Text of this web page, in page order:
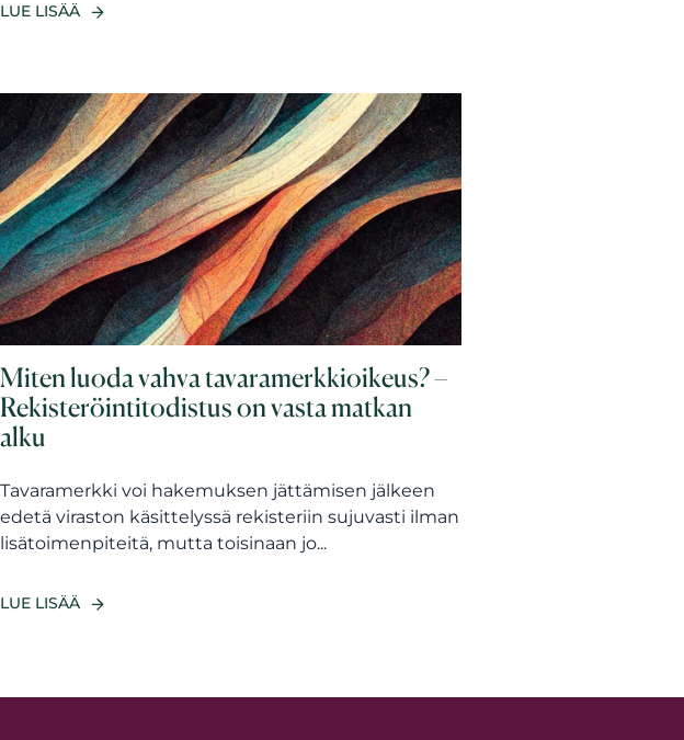
LUE LISÄÄ
Miten luoda vahva tavaramerkkioikeus? –
Rekisteröintitodistus on vasta matkan
alku
Tavaramerkki voi hakemuksen jättämisen jälkeen
edetä viraston käsittelyssä rekisteriin sujuvasti ilman
lisätoimenpiteitä, mutta toisinaan jo...
LUE LISÄÄ